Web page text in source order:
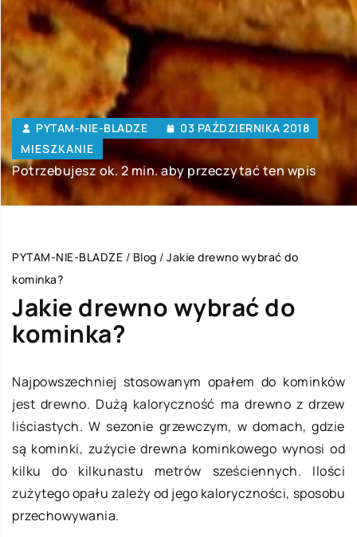
PYTAM-NIE-BLADZE
03 PAŹDZIERNIKA 2018
MIESZKANIE
Potrzebujesz ok. 2 min. aby przeczytać ten wpis
PYTAM-NIE-BLADZE / Blog / Jakie drewno wybrać do
kominka?
Jakie drewno wybrać do
kominka?
Najpowszechniej stosowanym opałem do kominków
jest drewno. Dużą kaloryczność ma drewno z drzew
liściastych. W sezonie grzewczym, w domach, gdzie
są kominki, zużycie drewna kominkowego wynosi od
kilku do kilkunastu metrów sześciennych. Ilości
zużytego opału zależy od jego kaloryczności, sposobu
przechowywania.